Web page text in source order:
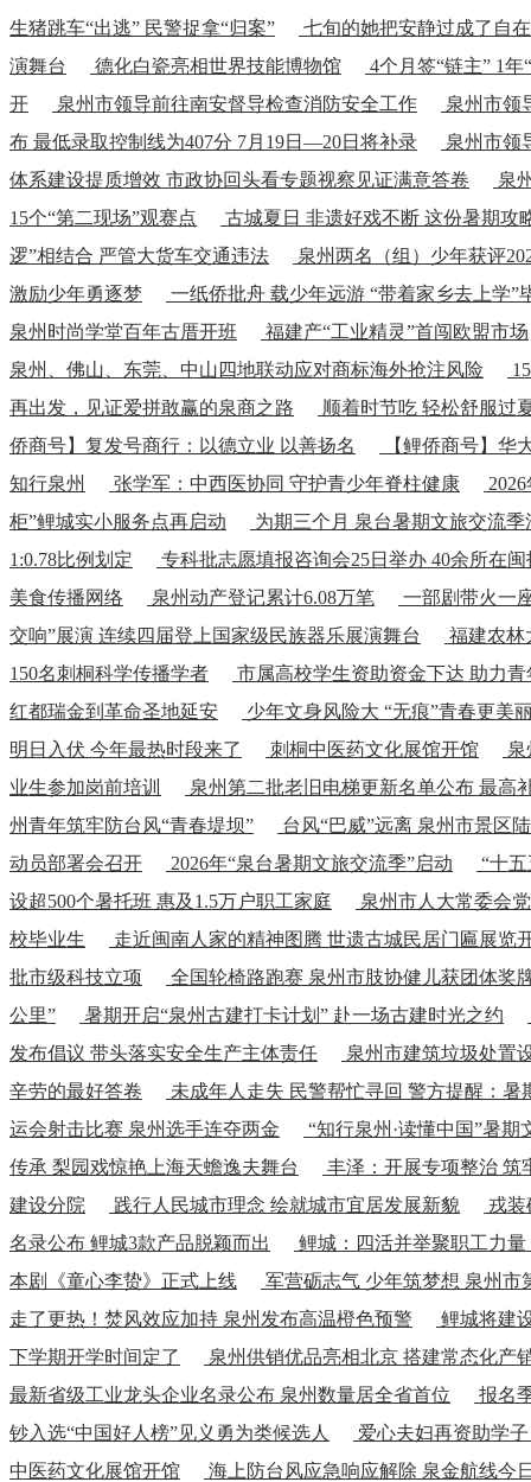
生猪跳车“出逃” 民警捉拿“归案”
七旬的她把安静过成了自
演舞台
德化白瓷亮相世界技能博物馆
4个月签“链主” 1
开
泉州市领导前往南安督导检查消防安全工作
泉州市领
布 最低录取控制线为407分 7月19日—20日将补录
泉州市领
体系建设提质增效 市政协回头看专题视察见证满意答卷
泉
15个“第二现场”观赛点
古城夏日 非遗好戏不断 这份暑期攻
逻”相结合 严管大货车交通违法
泉州两名（组）少年获评
激励少年勇逐梦
一纸侨批舟 载少年远游 “带着家乡去上学”
泉州时尚学堂百年古厝开班
福建产“工业精灵”首闯欧盟市场
泉州、佛山、东莞、中山四地联动应对商标海外抢注风险
再出发，见证爱拼敢赢的泉商之路
顺着时节吃 轻松舒服过
侨商号】复发号商行：以德立业 以善扬名
【鲤侨商号】华
知行泉州
张学军：中西医协同 守护青少年脊柱健康
柜”鲤城实小服务点再启动
为期三个月 泉台暑期文旅交流季
1:0.78比例划定
专科批志愿填报咨询会25日举办 40余所在
美食传播网络
泉州动产登记累计6.08万笔
一部剧带火一
交响”展演 连续四届登上国家级民族器乐展演舞台
福建农林
150名刺桐科学传播学者
市属高校学生资助资金下达 助力
红都瑞金到革命圣地延安
少年文身风险大 “无痕”青春更美
明日入伏 今年最热时段来了
刺桐中医药文化展馆开馆
泉
业生参加岗前培训
泉州第二批老旧电梯更新名单公布 最高
州青年筑牢防台风“青春堤坝”
台风“巴威”远离 泉州市景区
动员部署会召开
2026年“泉台暑期文旅交流季”启动
“十
设超500个暑托班 惠及1.5万户职工家庭
泉州市人大常委会
校毕业生
走近闽南人家的精神图腾 世遗古城民居门匾展览
批市级科技立项
全国轮椅路跑赛 泉州市肢协健儿获团体奖
公里”
暑期开启“泉州古建打卡计划” 赴一场古建时光之约
发布倡议 带头落实安全生产主体责任
泉州市建筑垃圾处置
辛劳的最好答卷
未成年人走失 民警帮忙寻回 警方提醒：暑
运会射击比赛 泉州选手连夺两金
“知行泉州·读懂中国”暑
传承 梨园戏惊艳上海天蟾逸夫舞台
丰泽：开展专项整治 筑
建设分院
践行人民城市理念 绘就城市宜居发展新貌
戎装
名录公布 鲤城3款产品脱颖而出
鲤城：四活并举聚职工力
本剧《童心李贽》正式上线
军营砺志气 少年筑梦想 泉州市
走了更热！焚风效应加持 泉州发布高温橙色预警
鲤城将建
下学期开学时间定了
泉州供销优品亮相北京 搭建常态化产
最新省级工业龙头企业名录公布 泉州数量居全省首位
报名
钞入选“中国好人榜”见义勇为类候选人
爱心夫妇再资助学
中医药文化展馆开馆
海上防台风应急响应解除 泉金航线今